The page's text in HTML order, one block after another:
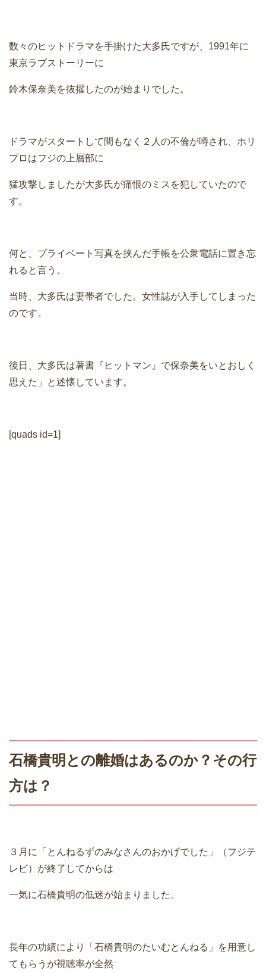
数々のヒットドラマを手掛けた大多氏ですが、1991年に
東京ラブストーリーに
鈴木保奈美を抜擢したのが始まりでした。
ドラマがスタートして間もなく２人の不倫が噂され、ホリ
プロはフジの上層部に
猛攻撃しましたが大多氏が痛恨のミスを犯していたので
す。
何と、プライベート写真を挟んだ手帳を公衆電話に置き忘
れると言う。
当時、大多氏は妻帯者でした。女性誌が入手してしまった
のです。
後日、大多氏は著書『ヒットマン』で保奈美をいとおしく
思えた」と述懐しています。
[quads id=1]
石橋貴明との離婚はあるのか？その行
方は？
３月に「とんねるずのみなさんのおかげでした」（フジテ
レビ）が終了してからは
一気に石橋貴明の低迷が始まりました。
長年の功績により「石橋貴明のたいむとんねる」を用意し
てもらうが視聴率が全然